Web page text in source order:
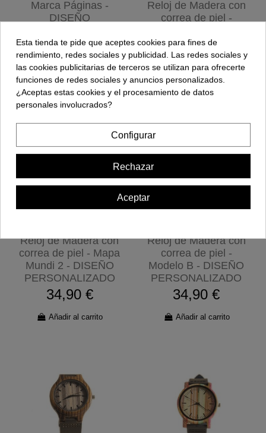
Marca Páginas -
DISEÑO
10,00 €
Añadir al carrito
Reloj de Madera con
correa de piel -
PERSONALIZADO
34,90 €
Añadir al carrito
Reloj de Madera con
correa de piel - Mapa
Mundi 2 - DISEÑO
PERSONALIZADO
34,90 €
Añadir al carrito
Reloj de Madera con
correa de piel -
Modelo B - DISEÑO
PERSONALIZADO
34,90 €
Añadir al carrito
Esta tienda te pide que aceptes cookies para fines de
rendimiento, redes sociales y publicidad. Las redes sociales y
las cookies publicitarias de terceros se utilizan para ofrecerte
funciones de redes sociales y anuncios personalizados.
¿Aceptas estas cookies y el procesamiento de datos
personales involucrados?
Configurar
Rechazar
Aceptar